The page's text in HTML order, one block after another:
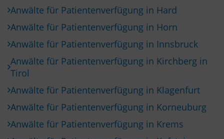
Anwälte für Patientenverfügung in Hard
Anwälte für Patientenverfügung in Horn
Anwälte für Patientenverfügung in Innsbruck
Anwälte für Patientenverfügung in Kirchberg in
Tirol
Anwälte für Patientenverfügung in Klagenfurt
Anwälte für Patientenverfügung in Korneuburg
Anwälte für Patientenverfügung in Krems